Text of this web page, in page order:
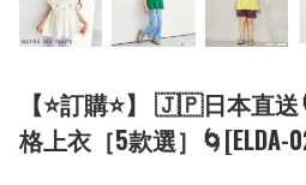
【⭐訂購⭐】 🇯🇵日本直
格上衣［5款選］🌀[ELDA-